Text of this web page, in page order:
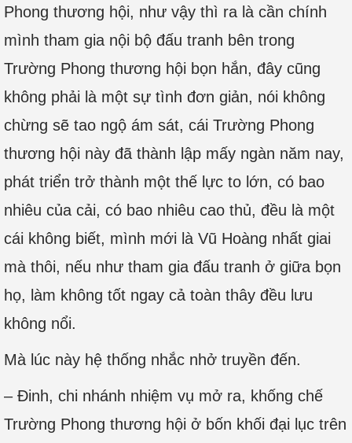
Phong thương hội, như vậy thì ra là cần chính
mình tham gia nội bộ đấu tranh bên trong
Trường Phong thương hội bọn hắn, đây cũng
không phải là một sự tình đơn giản, nói không
chừng sẽ tao ngộ ám sát, cái Trường Phong
thương hội này đã thành lập mấy ngàn năm nay,
phát triển trở thành một thế lực to lớn, có bao
nhiêu của cải, có bao nhiêu cao thủ, đều là một
cái không biết, mình mới là Vũ Hoàng nhất giai
mà thôi, nếu như tham gia đấu tranh ở giữa bọn
họ, làm không tốt ngay cả toàn thây đều lưu
không nổi.
Mà lúc này hệ thống nhắc nhở truyền đến.
– Đinh, chi nhánh nhiệm vụ mở ra, khống chế
Trường Phong thương hội ở bốn khối đại lục trên